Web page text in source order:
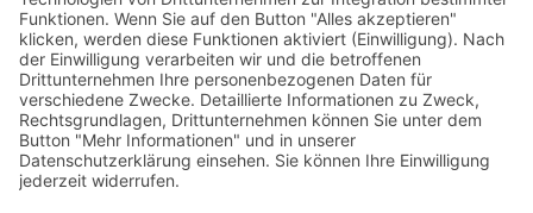
EIT Raw Materials GmbH
Scuola Superiore di Studi Universitari di Perfezionamento S
Anna
Siec Badawcza Lukasiewicz – Gornoslaski Instytut
Technologiczny
K1-MET GmbH